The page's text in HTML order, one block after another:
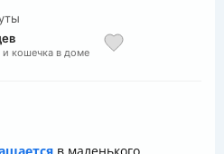
и кошечка в доме